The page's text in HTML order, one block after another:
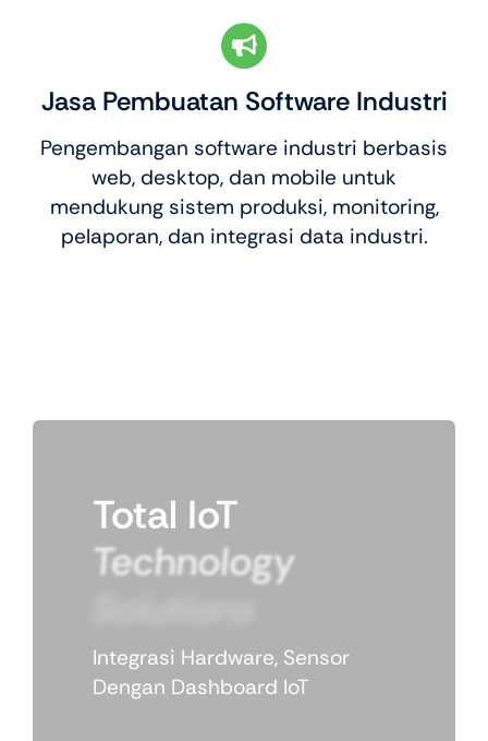
Jasa Pembuatan Software Industri
Pengembangan software industri berbasis
web, desktop, dan mobile untuk
mendukung sistem produksi, monitoring,
pelaporan, dan integrasi data industri.
Total IoT
Technology
Integrasi Hardware, Sensor
Dengan Dashboard IoT